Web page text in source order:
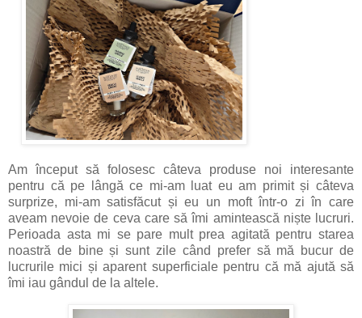
Am început să folosesc câteva produse noi interesante
pentru că pe lângă ce mi-am luat eu am primit și câteva
surprize, mi-am satisfăcut și eu un moft într-o zi în care
aveam nevoie de ceva care să îmi amintească niște lucruri.
Perioada asta mi se pare mult prea agitată pentru starea
noastră de bine și sunt zile când prefer să mă bucur de
lucrurile mici și aparent superficiale pentru că mă ajută să
îmi iau gândul de la altele.